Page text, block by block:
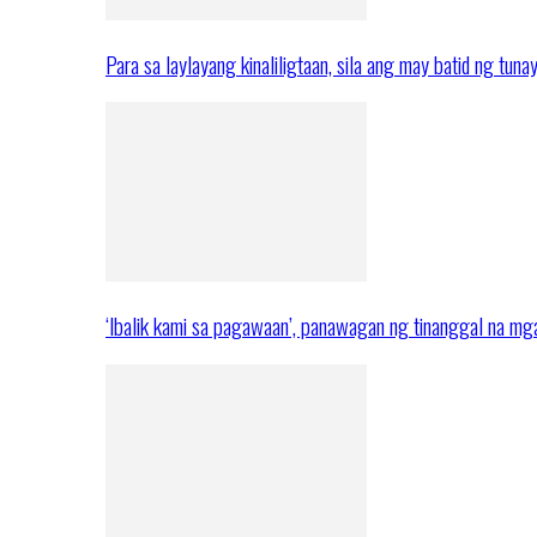
Para sa laylayang kinaliligtaan, sila ang may batid ng
‘Ibalik kami sa pagawaan’, panawagan ng tinanggal na